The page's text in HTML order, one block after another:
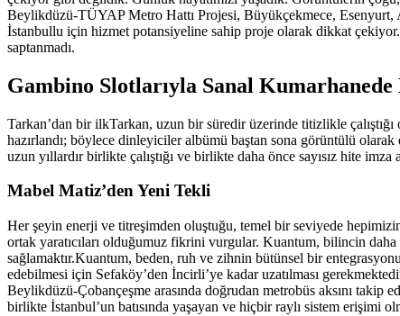
Beylikdüzü-TÜYAP Metro Hattı Projesi, Büyükçekmece, Esenyurt,
İstanbullu için hizmet potansiyeline sahip proje olarak dikkat
saptanmadı.
Gambino Slotlarıyla Sanal
Tarkan’dan bir ilkTarkan, uzun bir süredir üzerinde titizlikle
hazırlandı; böylece dinleyiciler albümü baştan sona görüntülü
uzun yıllardır birlikte çalıştığı ve birlikte daha önce sayısız hite
Mabel Matiz’den Yeni Tekli
Her şeyin enerji ve titreşimden oluştuğu, temel bir seviyede
ortak yaratıcıları olduğumuz fikrini vurgular. Kuantum, bilincin
sağlamaktır.Kuantum, beden, ruh ve zihnin bütünsel bir
edebilmesi için Sefaköy’den İncirli’ye kadar uzatılması
Beylikdüzü-Çobançeşme arasında doğrudan metrobüs aksını
birlikte İstanbul’un batısında yaşayan ve hiçbir raylı sistem erişimi